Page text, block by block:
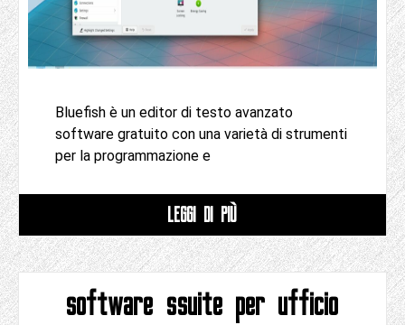
Bluefish è un editor di testo avanzato
software gratuito con una varietà di strumenti
per la programmazione e
LEGGI DI PIÙ
software ssuite per ufficio